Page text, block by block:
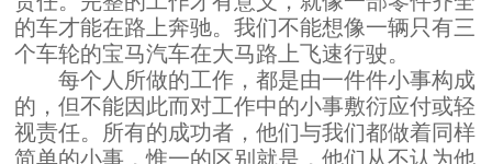
的车才能在路上奔驰。我们不能想像一辆只有三
个车轮的宝马汽车在大马路上飞速行驶。
每个人所做的工作，都是由一件件小事构成
的，但不能因此而对工作中的小事敷衍应付或轻
视责任。所有的成功者，他们与我们都做着同样
简单的小事，惟一的区别就是，他们从不认为他